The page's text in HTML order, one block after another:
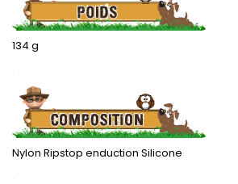
134 g
.
Nylon Ripstop enduction Silicone
.